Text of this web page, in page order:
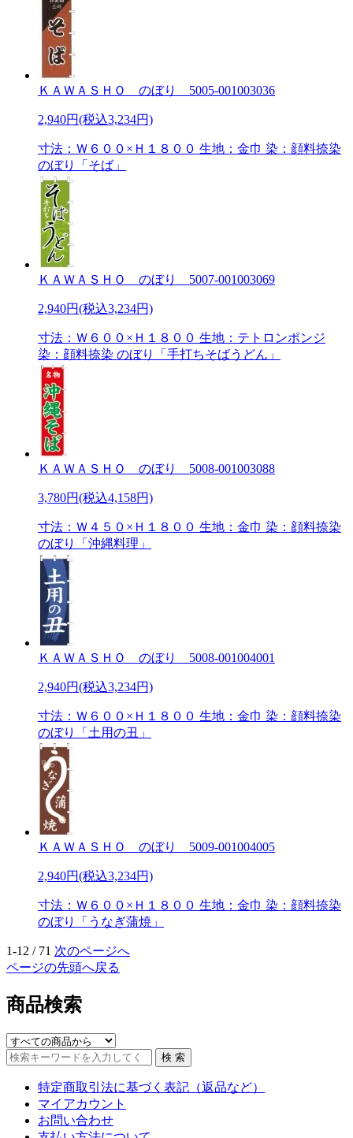
ＫＡＷＡＳＨＯ のぼり 5005-001003036
2,940円(税込3,234円)
寸法：Ｗ６００×Ｈ１８００ 生地：金巾 染：顔料捺染
のぼり「そば」
ＫＡＷＡＳＨＯ のぼり 5007-001003069
2,940円(税込3,234円)
寸法：Ｗ６００×Ｈ１８００ 生地：テトロンポンジ
染：顔料捺染 のぼり「手打ちそばうどん」
ＫＡＷＡＳＨＯ のぼり 5008-001003088
3,780円(税込4,158円)
寸法：Ｗ４５０×Ｈ１８００ 生地：金巾 染：顔料捺染
のぼり「沖縄料理」
ＫＡＷＡＳＨＯ のぼり 5008-001004001
2,940円(税込3,234円)
寸法：Ｗ６００×Ｈ１８００ 生地：金巾 染：顔料捺染
のぼり「土用の丑」
ＫＡＷＡＳＨＯ のぼり 5009-001004005
2,940円(税込3,234円)
寸法：Ｗ６００×Ｈ１８００ 生地：金巾 染：顔料捺染
のぼり「うなぎ蒲焼」
1-12 / 71 次のページへ
ページの先頭へ戻る
商品検索
特定商取引法に基づく表記（返品など）
マイアカウント
お問い合わせ